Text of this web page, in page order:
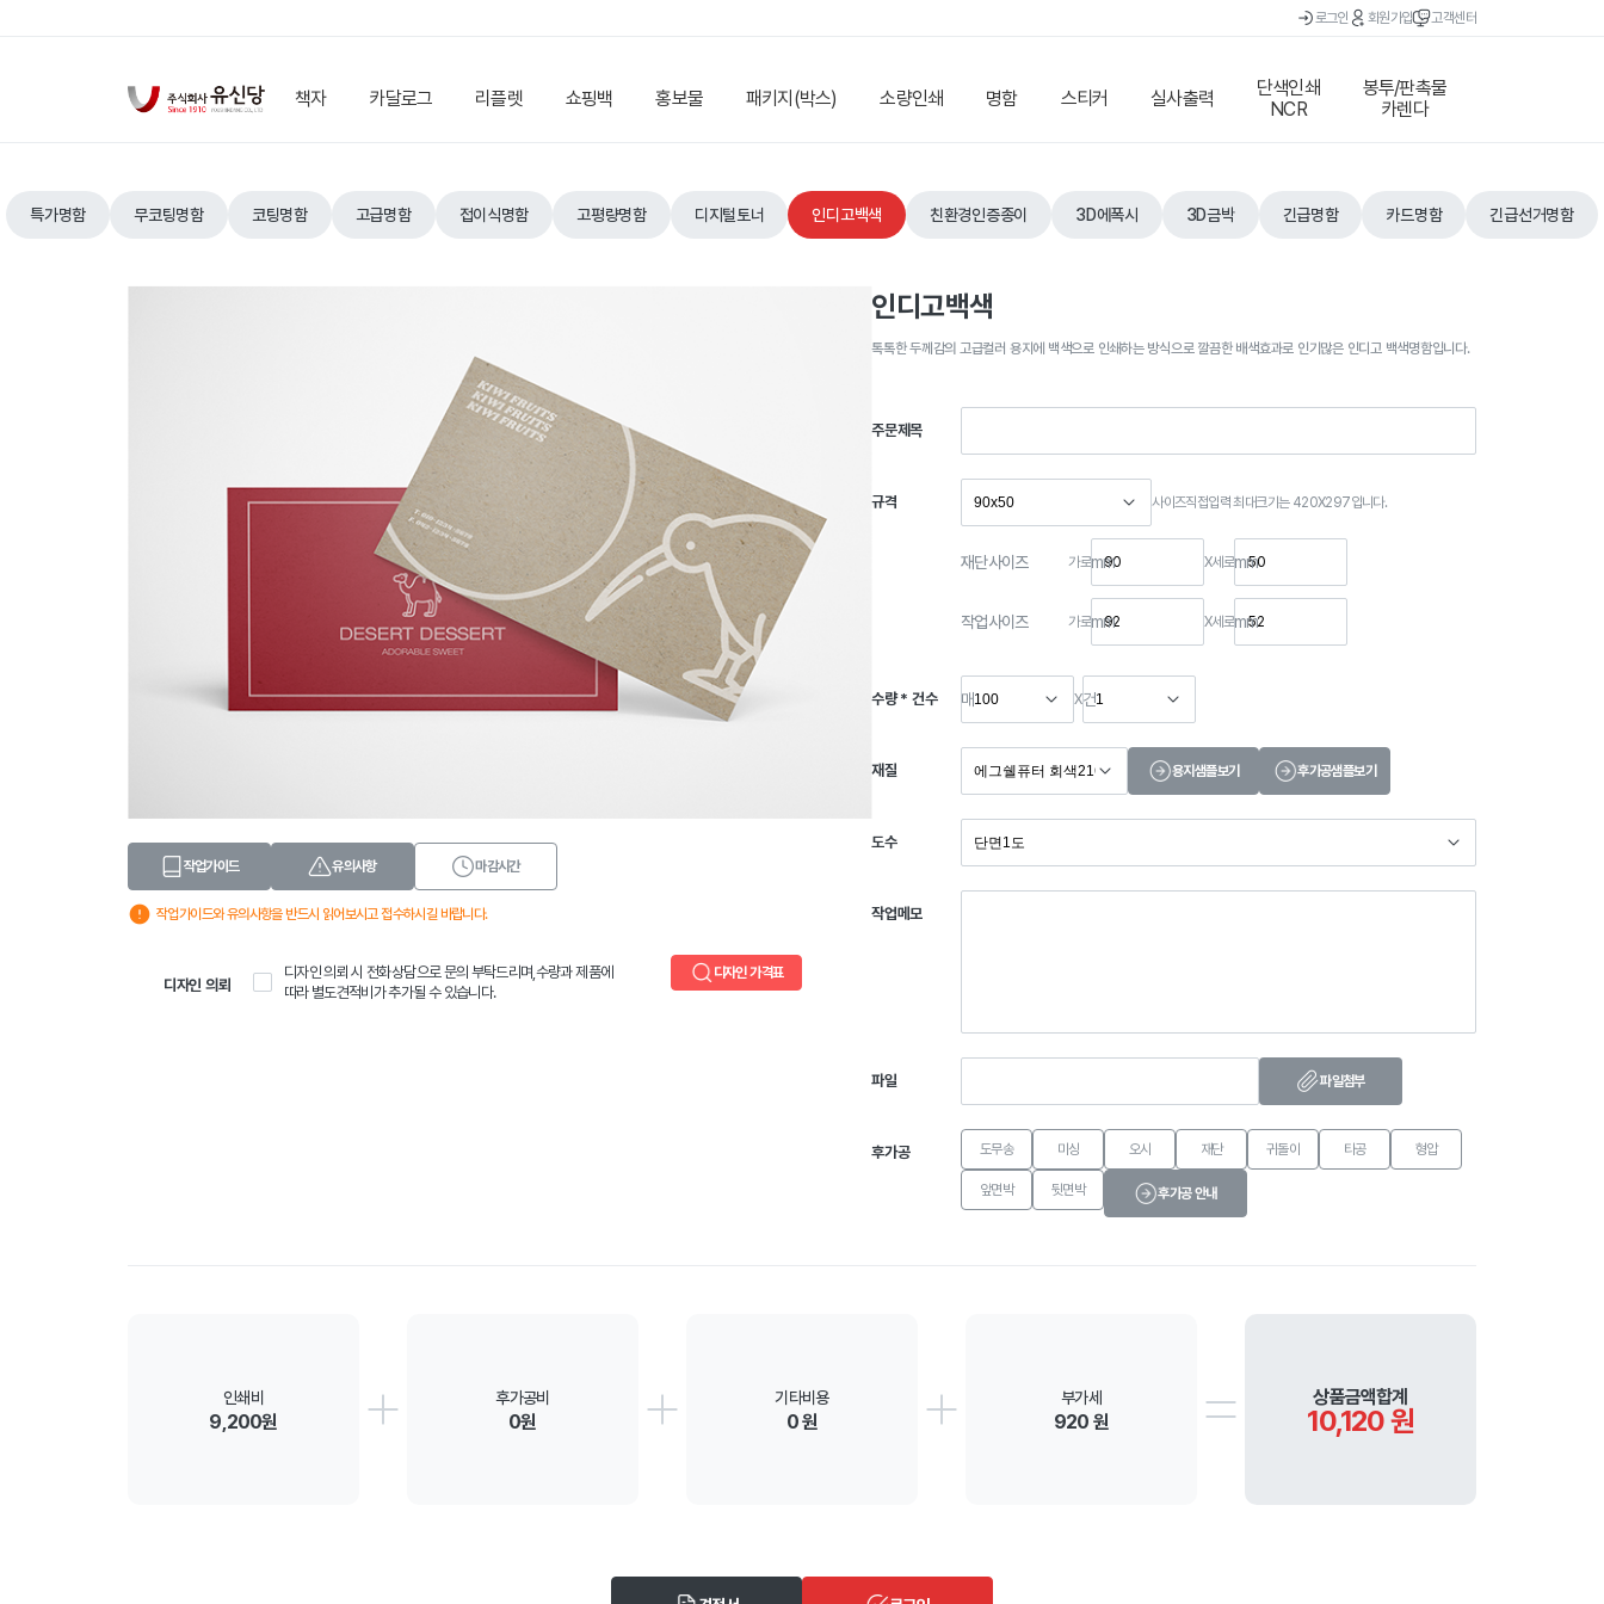
로그인 회원가입 고객센터
책자 카달로그 리플렛 쇼핑백 홍보물 패키지(박스) 소량인쇄 명함 스티커 실사출력
단색인쇄
NCR
봉투/판촉물
카렌다
특가명함 무코팅명함 코팅명함 고급명함 접이식명함 고평량명함 디지털토너 인디고백색 친환경인증종이 3D에폭시 3D금박 긴급명함 카드명함 긴급선거명함
작업가이드 유의사항 마감시간
작업가이드와 유의사항을 반드시 읽어보시고 접수하시길 바랍니다.
디자인 의뢰
디자인 의뢰 시 전화상담으로 문의 부탁드리며,수량과 제품에
따라 별도견적비가 추가될 수 있습니다.
디자인 가격표
인디고백색
톡톡한 두께감의 고급컬러 용지에 백색으로 인쇄하는 방식으로 깔끔한 배색효과로 인기많은 인디고 백색명함입니다.
주문제목
규격 사이즈직접입력 최대크기는 420X297입니다.
재단사이즈 가로mm X세로mm
작업사이즈 가로mm X세로mm
수량 * 건수 매 X건
재질 용지샘플보기 후가공샘플보기
도수
작업메모
파일 파일첨부
후가공 도무송 미싱 오시 재단 귀돌이 타공 형압
앞면박 뒷면박 후가공 안내
인쇄비
9,200원
후가공비
0원
기타비용
0 원
부가세
920 원
상품금액합계
10,120 원